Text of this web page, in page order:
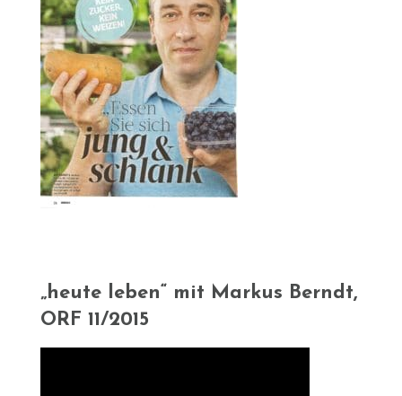
„heute leben“ mit Markus Berndt,
ORF 11/2015